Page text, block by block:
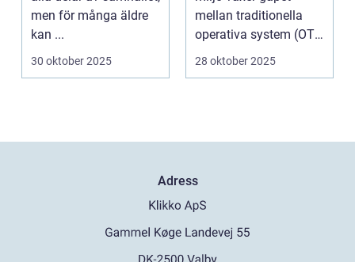
men för många äldre
kan ...
30 oktober 2025
mellan traditionella
operativa system (OT)
och mod...
28 oktober 2025
Adress